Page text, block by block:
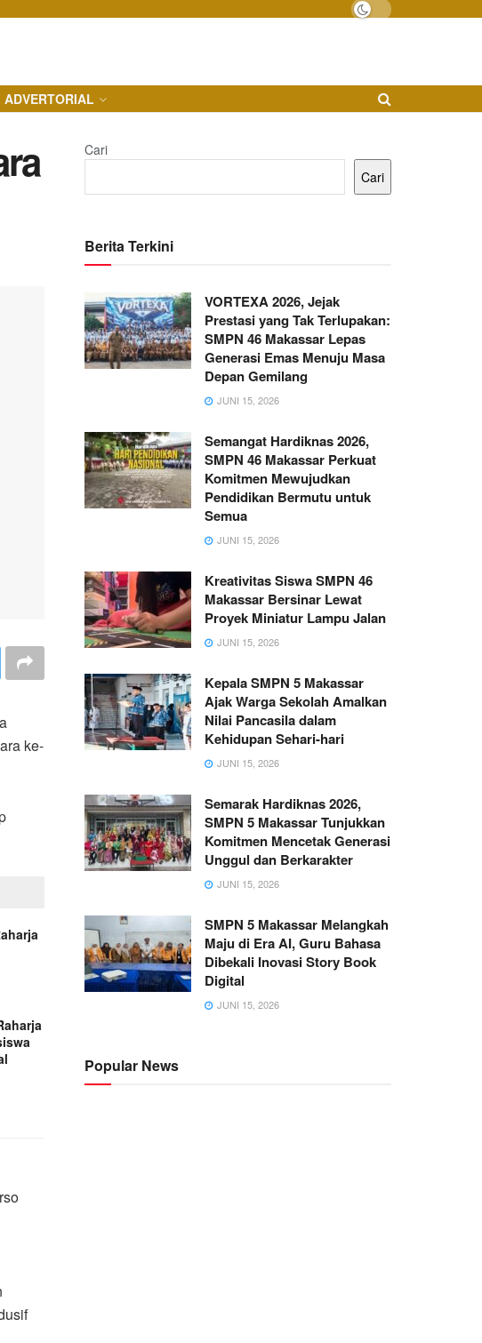
ADVERTORIAL
ke-
Cari
Cari
Berita Terkini
VORTEXA 2026, Jejak
Prestasi yang Tak Terlupakan:
SMPN 46 Makassar Lepas
Generasi Emas Menuju Masa
Depan Gemilang
JUNI 15, 2026
Semangat Hardiknas 2026,
SMPN 46 Makassar Perkuat
Komitmen Mewujudkan
Pendidikan Bermutu untuk
Semua
JUNI 15, 2026
Kreativitas Siswa SMPN 46
Makassar Bersinar Lewat
Proyek Miniatur Lampu Jalan
JUNI 15, 2026
Kepala SMPN 5 Makassar
Ajak Warga Sekolah Amalkan
Nilai Pancasila dalam
Kehidupan Sehari-hari
JUNI 15, 2026
Semarak Hardiknas 2026,
SMPN 5 Makassar Tunjukkan
Komitmen Mencetak Generasi
Unggul dan Berkarakter
JUNI 15, 2026
SMPN 5 Makassar Melangkah
Maju di Era AI, Guru Bahasa
Dibekali Inovasi Story Book
Digital
JUNI 15, 2026
Popular News